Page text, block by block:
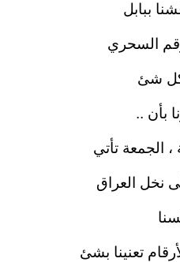
ببابل
السحري
شئ
بأن ..
، الجمعة تأتي
نخل العراق
تعنينا بشئ